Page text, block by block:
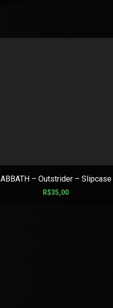
ABBATH – Outstrider – Slipcase
R$35,00